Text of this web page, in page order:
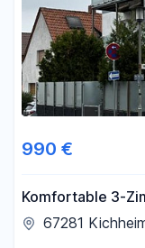
990 €
Komfortable 3-
67281